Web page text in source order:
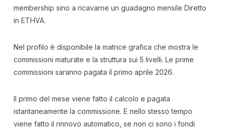
membership sino a ricavarne un guadagno mensile Diretto
in ETHVA.
Nel profilo è disponibile la matrice grafica che mostra le
commissioni maturate e la struttura sui 5 livelli. Le prime
commissioni saranno pagata il primo aprile 2026.
Il primo del mese viene fatto il calcolo e pagata
istantaneamente la commissione. E nello stesso tempo
viene fatto il rinnovo automatico, se non ci sono i fondi